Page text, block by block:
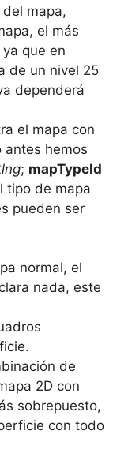
mapa,
el más
que en
de un nivel 25
dependerá
el mapa con
antes hemos
; mapTypeId
tipo de mapa
pueden ser
normal, el
nada, este
de
2D con
sobrepuesto,
con todo